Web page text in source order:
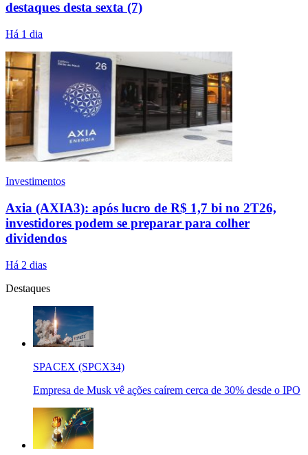
destaques desta sexta (7)
Há 1 dia
Investimentos
Axia (AXIA3): após lucro de R$ 1,7 bi no 2T26,
investidores podem se preparar para colher
dividendos
Há 2 dias
Destaques
SPACEX (SPCX34)
Empresa de Musk vê ações caírem cerca de 30% desde o IPO